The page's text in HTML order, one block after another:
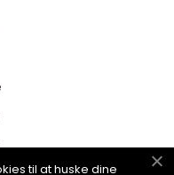
til at huske dine